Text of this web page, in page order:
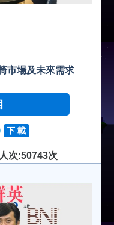
市場及未來需求
下 載
次:50743次